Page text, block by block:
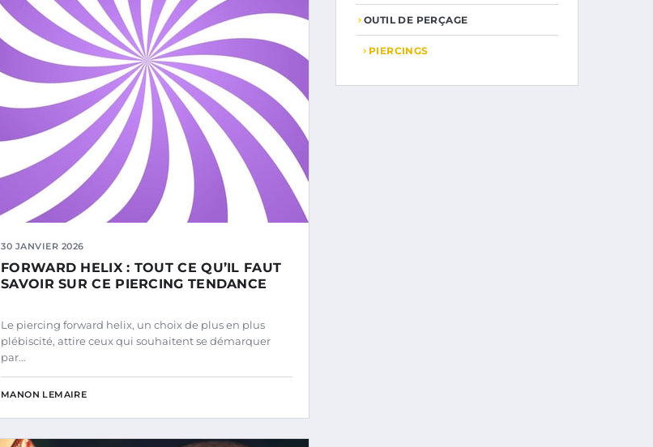
30 JANVIER 2026
FORWARD HELIX : TOUT CE QU’IL FAUT
SAVOIR SUR CE PIERCING TENDANCE
Le piercing forward helix, un choix de plus en plus
plébiscité, attire ceux qui souhaitent se démarquer
par…
MANON LEMAIRE
OUTIL DE PERÇAGE
PIERCINGS